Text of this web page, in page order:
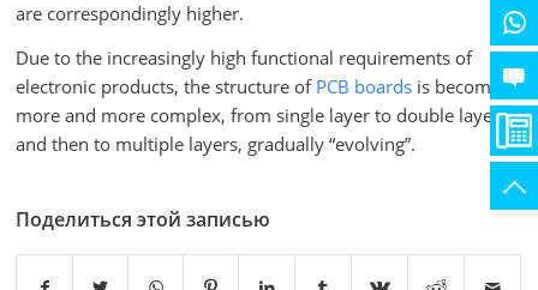
are correspondingly higher.
Due to the increasingly high functional requirements of
electronic products, the structure of PCB boards is becoming
more and more complex, from single layer to double layer
and then to multiple layers, gradually “evolving”.
Поделиться этой записью